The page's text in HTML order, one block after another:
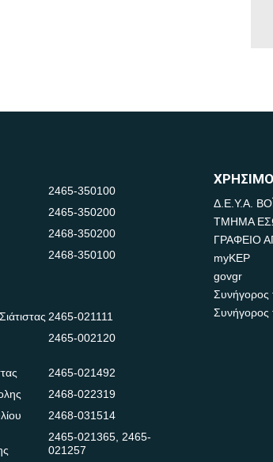
2465-350100
2465-350200
2468-350200
2468-350100
2465-021111
2465-002120
2465-021492
2468-022319
2468-031514
2465-021365,2465-
021257
Δ.Ε.Υ.Α.
ΤΜΗΜΑ
ΓΡΑΦΕΙΟ
myKEP
govgr
Συνήγορος
Συνήγορος